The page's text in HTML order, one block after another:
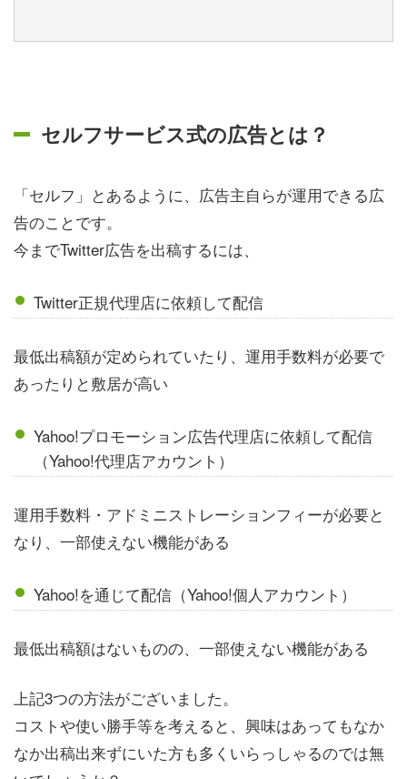
セルフサービス式の広告とは？
「セルフ」とあるように、広告主自らが運用できる広
告のことです。
今までTwitter広告を出稿するには、
Twitter正規代理店に依頼して配信
最低出稿額が定められていたり、運用手数料が必要で
あったりと敷居が高い
Yahoo!プロモーション広告代理店に依頼して配信
（Yahoo!代理店アカウント）
運用手数料・アドミニストレーションフィーが必要と
なり、一部使えない機能がある
Yahoo!を通じて配信（Yahoo!個人アカウント）
最低出稿額はないものの、一部使えない機能がある
上記3つの方法がございました。
コストや使い勝手等を考えると、興味はあってもなか
なか出稿出来ずにいた方も多くいらっしゃるのでは無